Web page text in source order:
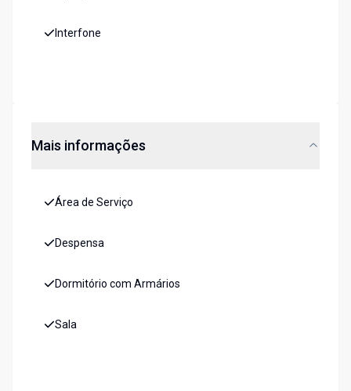
Interfone
Mais informações
Área de Serviço
Despensa
Dormitório com Armários
Sala